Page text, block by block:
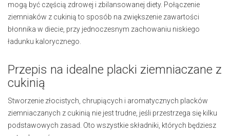
mogą być częścią zdrowej i zbilansowanej diety. Połączenie
ziemniaków z cukinią to sposób na zwiększenie zawartości
błonnika w diecie, przy jednoczesnym zachowaniu niskiego
ładunku kalorycznego.
Przepis na idealne placki ziemniaczane z
cukinią
Stworzenie złocistych, chrupiących i aromatycznych placków
ziemniaczanych z cukinią nie jest trudne, jeśli przestrzega się kilku
podstawowych zasad. Oto wszystkie składniki, których będziesz